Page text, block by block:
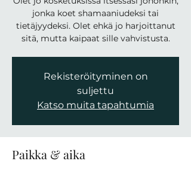
jonka koet shamaaniudeksi tai
tietäjyydeksi. Olet ehkä jo harjoittanut
sitä, mutta kaipaat sille vahvistusta.
Rekisteröityminen on
suljettu
Katso muita tapahtumia
Paikka & aika